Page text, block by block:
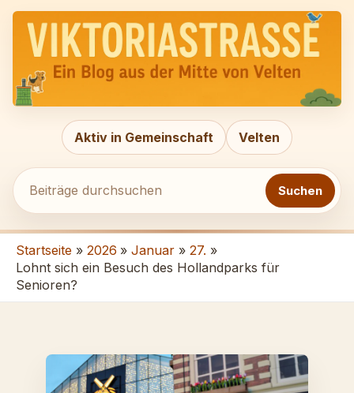
Zum
Inhalt
springen
Aktiv in Gemeinschaft Velten
Beiträge
durchsuchen
Suchen
Startseite 2026 Januar
27.
Lohnt sich ein Besuch des Hollandparks für
Senioren?